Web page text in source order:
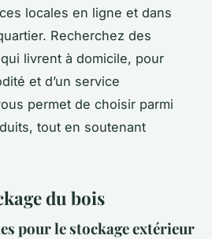
locales en ligne et dans
Recherchez des
livrent à domicile, pour
et d’un service
permet de choisir parmi
tout en soutenant
du bois
pour le stockage extérieur